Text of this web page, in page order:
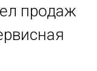
продаж